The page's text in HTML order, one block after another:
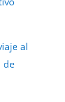
al
de